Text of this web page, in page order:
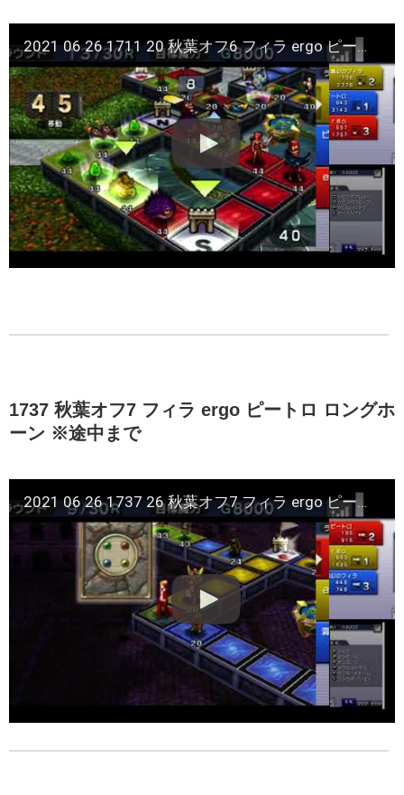
2021 06 26 1711 20 秋葉オフ6 フィラ ergo ピートロ バトルワゴン
1737 秋葉オフ7 フィラ ergo ピートロ ロングホ
ーン ※途中まで
2021 06 26 1737 26 秋葉オフ7 フィラ ergo ピートロ ロングホーン ※途中まで